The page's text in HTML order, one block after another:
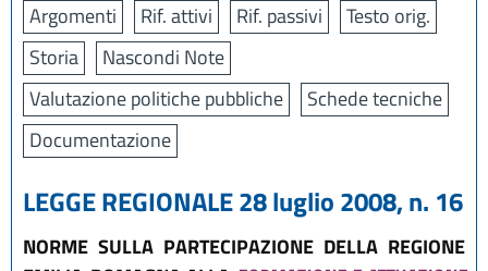
Argomenti Rif. attivi Rif. passivi
Testo orig.
Storia
Nascondi Note
Valutazione politiche pubbliche
Schede tecniche
Documentazione
LEGGE REGIONALE 28 luglio 2008, n. 16
NORME SULLA PARTECIPAZIONE DELLA REGIONE